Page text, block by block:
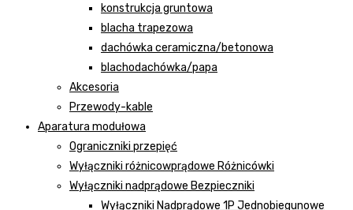
konstrukcja gruntowa
blacha trapezowa
dachówka ceramiczna/betonowa
blachodachówka/papa
Akcesoria
Przewody-kable
Aparatura modułowa
Ograniczniki przepięć
Wyłączniki różnicowprądowe Różnicówki
Wyłączniki nadprądowe Bezpieczniki
Wyłączniki Nadprądowe 1P Jednobiegunowe